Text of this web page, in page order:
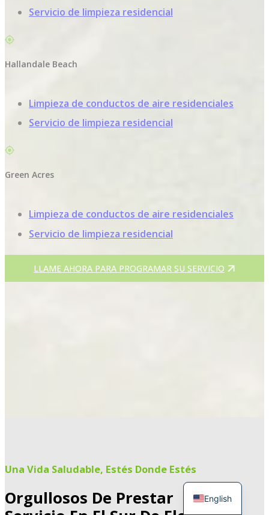
Servicio de limpieza residencial
Hallandale Beach
Limpieza de conductos de aire residenciales
Servicio de limpieza residencial
Green Acres
Limpieza de conductos de aire residenciales
Servicio de limpieza residencial
LLAME AHORA PARA PROGRAMAR SU SERVICIO
Una Vida Saludable, Estés Donde Estés
Orgullosos De Prestar
English